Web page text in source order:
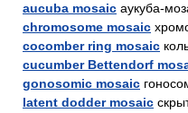
aucuba mosaic аукуба-
chromosome mosaic
cocomber ring mosaic
cucumber Bettendorf
gonosomic mosaic
latent dodder mosaic